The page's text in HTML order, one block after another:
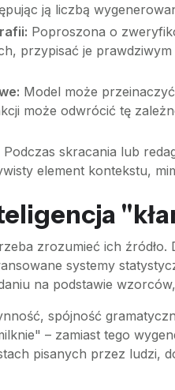
ją liczbą
Poproszona o
przypisać je
Model może
może odwrócić tę
Podczas skracania lub
element kontekstu,
zrozumieć ich
systemy
na podstawie
spójność
– zamiast tego
pisanych przez ludzi,